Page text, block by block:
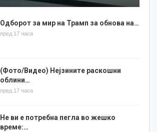
Одборот за мир на Трамп за обнова на…
пред 17 часа
(Фото/Видео) Нејзините раскошни
облини…
пред 17 часа
Не ви е потребна пегла во жешко
време:…